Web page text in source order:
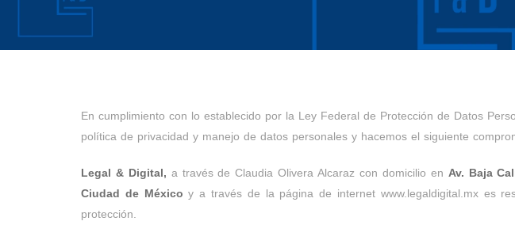
En cumplimiento con lo establecido por la Ley Federal de Protección de Datos
política de privacidad y manejo de datos personales y hacemos el siguiente
Legal & Digital, a través de Claudia Olivera Alcaraz con domicilio en Av. Baja
Ciudad de México y a través de la página de internet www.legaldigital.mx es
protección.